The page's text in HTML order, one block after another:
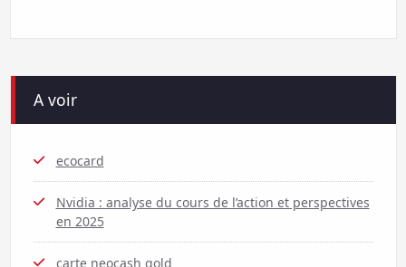
A voir
ecocard
Nvidia : analyse du cours de l’action et perspectives
en 2025
carte neocash gold